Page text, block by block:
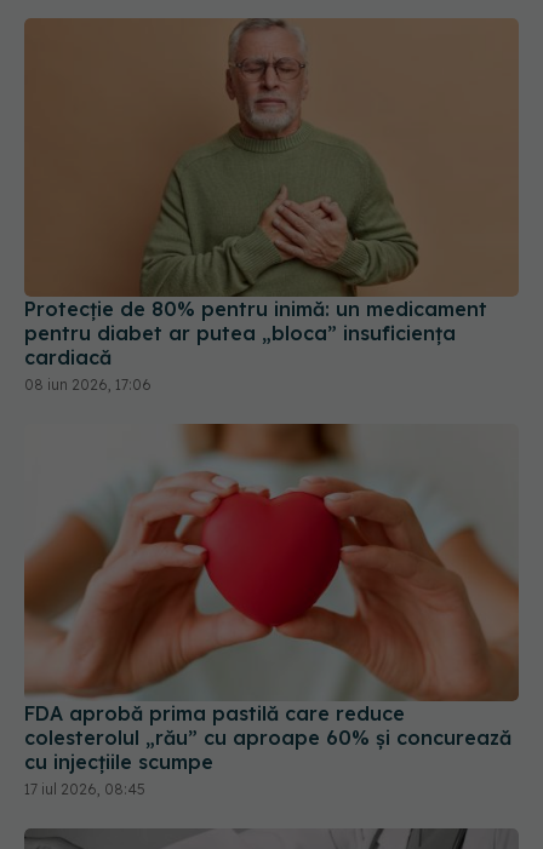
Protecție de 80% pentru inimă: un medicament
pentru diabet ar putea „bloca” insuficiența
cardiacă
08 iun 2026, 17:06
FDA aprobă prima pastilă care reduce
colesterolul „rău” cu aproape 60% și concurează
cu injecțiile scumpe
17 iul 2026, 08:45